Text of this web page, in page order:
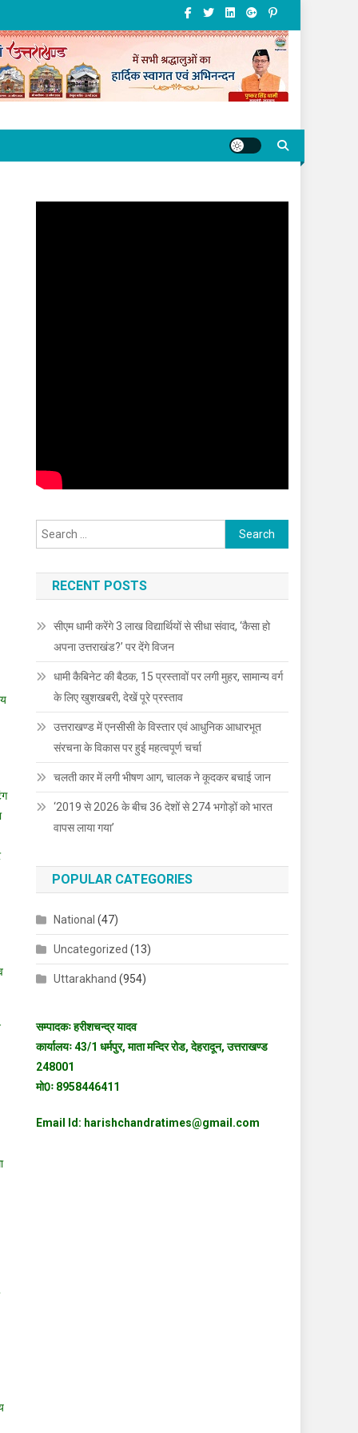
Search
for:
RECENT POSTS
सीएम धामी करेंगे 3 लाख विद्यार्थियों से सीधा संवाद, ‘कैसा हो
अपना उत्तराखंड?’ पर देंगे विजन
धामी कैबिनेट की बैठक, 15 प्रस्तावों पर लगी मुहर, सामान्य वर्ग
के लिए खुशखबरी, देखें पूरे प्रस्ताव
उत्तराखण्ड में एनसीसी के विस्तार एवं आधुनिक आधारभूत
संरचना के विकास पर हुई महत्वपूर्ण चर्चा
चलती कार में लगी भीषण आग, चालक ने कूदकर बचाई जान
‘2019 से 2026 के बीच 36 देशों से 274 भगोड़ों को भारत
वापस लाया गया’
POPULAR CATEGORIES
National (47)
Uncategorized (13)
Uttarakhand (954)
सम्पादकः हरीशचन्द्र यादव
कार्यालयः 43/1 धर्मपुर, माता मन्दिर रोड, देहरादून, उत्तराखण्ड
248001
मो0ः 8958446411
Email Id: harishchandratimes@gmail.com